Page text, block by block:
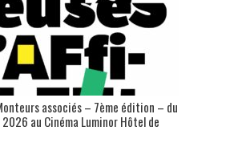
associés – 7ème édition – du
2026 au Cinéma Luminor Hôtel de